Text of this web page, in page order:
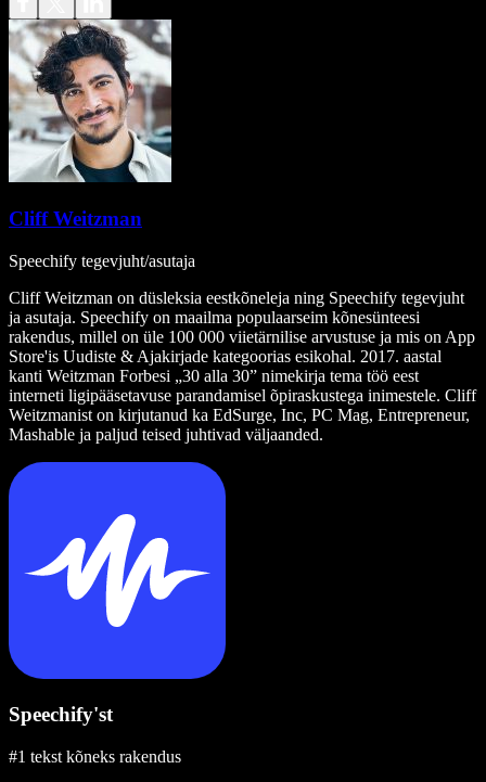
Cliff Weitzman
Speechify tegevjuht/asutaja
Cliff Weitzman on düsleksia eestkõneleja ning Speechify tegevjuht
ja asutaja. Speechify on maailma populaarseim kõnesünteesi
rakendus, millel on üle 100 000 viietärnilise arvustuse ja mis on App
Store'is Uudiste & Ajakirjade kategoorias esikohal. 2017. aastal
kanti Weitzman Forbesi „30 alla 30” nimekirja tema töö eest
interneti ligipääsetavuse parandamisel õpiraskustega inimestele. Cliff
Weitzmanist on kirjutanud ka EdSurge, Inc, PC Mag, Entrepreneur,
Mashable ja paljud teised juhtivad väljaanded.
Speechify'st
#1 tekst kõneks rakendus